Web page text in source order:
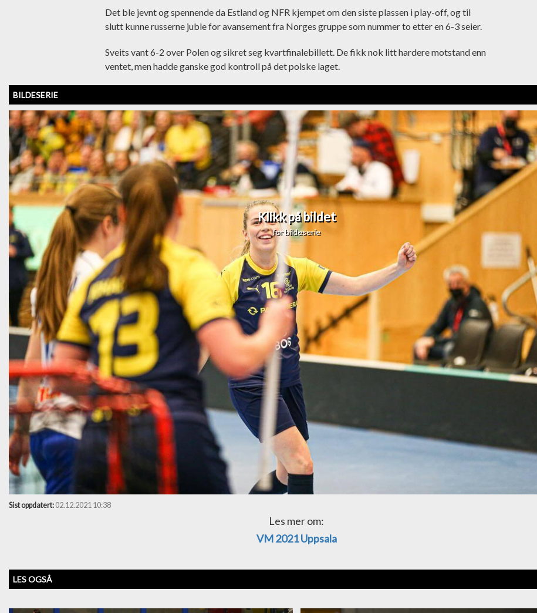
Det ble jevnt og spennende da Estland og NFR kjempet om den siste plassen i play-off, og til
slutt kunne russerne juble for avansement fra Norges gruppe som nummer to etter en 6-3 seier.
Sveits vant 6-2 over Polen og sikret seg kvartfinalebillett. De fikk nok litt hardere motstand enn
ventet, men hadde ganske god kontroll på det polske laget.
BILDESERIE
Klikk på bildet
for bildeserie
Sist oppdatert: 02.12.2021 10:38
Les mer om:
VM 2021 Uppsala
LES OGSÅ